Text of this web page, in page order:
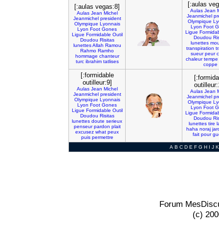
[:aulas vegas:8]
Aulas Jean Michel
Jeanmichel president
Olympique Lyonnais
Lyon Foot Gones
Ligue Formidable Outil
Doudou Risitas
lunettes Allah Ramou
Rahmo Ramho
hommage chanteur
turc ibrahim tatlises
[:aulas
Aulas Jean
Jeanmichel
Olympique
Lyon Foot
Ligue
Doudou
lunettes
transpiration
sueur peur
chaleur tempe
coppe
[:formidable
outilleur:9]
Aulas Jean Michel
Jeanmichel president
Olympique Lyonnais
Lyon Foot Gones
Ligue Formidable Outil
Doudou Risitas
lunettes doute serieux
penseur pardon plait
excusez what peux
puis permettre
Aulas Jean
Jeanmichel
Olympique
Lyon Foot
Ligue
Doudou
lunettes tire
haha noraj
fait pour
A B C D E F G H I J K
Forum
(c)